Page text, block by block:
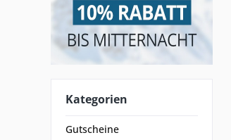
Kategorien
Gutscheine